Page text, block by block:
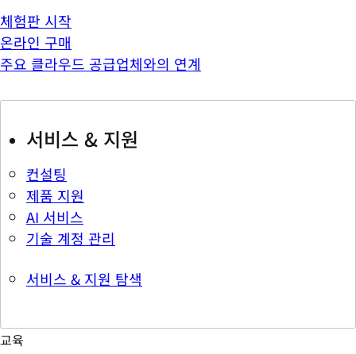
체험판 시작
온라인 구매
주요 클라우드 공급업체와의 연계
서비스 & 지원
컨설팅
제품 지원
AI 서비스
기술 계정 관리
서비스 & 지원 탐색
교육